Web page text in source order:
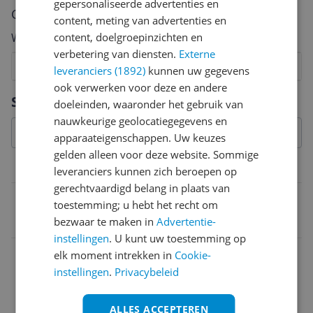
Specificaties
Belangrijkste kenmerken
8414271685507
Cijfer
Welk cijfer geef jij dit product?
8
7
6
5
4
3
2
Vraag 1 van 4
gepersonaliseerde advertenties en
content, meting van advertenties en
content, doelgroepinzichten en
verbetering van diensten. Externe
leveranciers (1892) kunnen uw gegevens
ook verwerken voor deze en andere
doeleinden, waaronder het gebruik van
nauwkeurige geolocatiegegevens en
apparaateigenschappen. Uw keuzes
gelden alleen voor deze website. Sommige
leveranciers kunnen zich beroepen op
gerechtvaardigd belang in plaats van
toestemming; u hebt het recht om
bezwaar te maken inAdvertentie-
instellingen. U kunt uw toestemming op
elk moment intrekken in Cookie-
instellingen. Privacybeleid
ALLES ACCEPTEREN